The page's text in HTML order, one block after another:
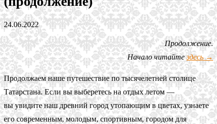
24.06.2022
Продолжение.
Начало читайтездесь →
Продолжаем наше путешествие по тысячелетней столице
Татарстана. Если вы выберетесь на отдых летом —
вы увидите наш древний город утопающим в цветах, узнаете
его современным, молодым, спортивным, городом для